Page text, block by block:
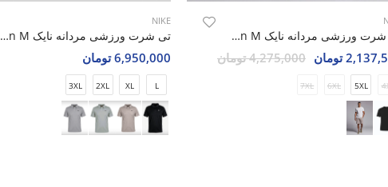
تی شرت ورزشی مردانه نایک Nike Watson M
تومان 4,275,000 تومان
5XL
6XL
7XL
NIKE
تی شرت ورزشی مردانه نایک Nike Alpha Motion M
6,950,000 تومان
L
XL
2XL
3XL